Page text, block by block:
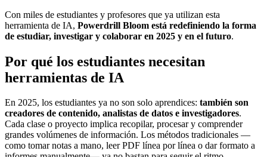
Con miles de estudiantes y profesores que ya utilizan esta
herramienta de IA, Powerdrill Bloom está redefiniendo la forma
de estudiar, investigar y colaborar en 2025 y en el futuro.
Por qué los estudiantes necesitan
herramientas de IA
En 2025, los estudiantes ya no son solo aprendices: también son
creadores de contenido, analistas de datos e investigadores.
Cada clase o proyecto implica recopilar, procesar y comprender
grandes volúmenes de información. Los métodos tradicionales —
como tomar notas a mano, leer PDF línea por línea o dar formato a